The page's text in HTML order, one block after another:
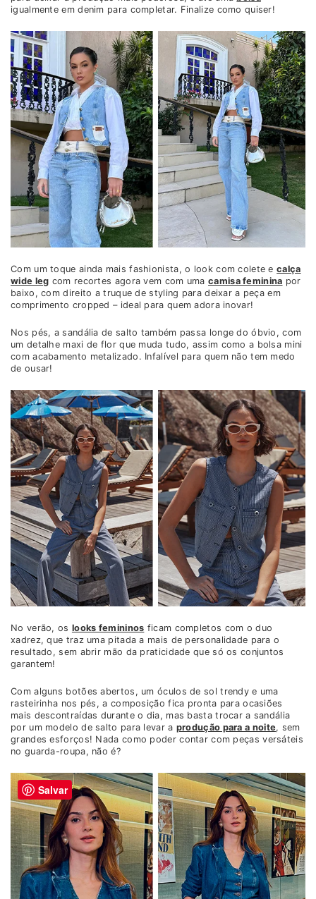
igualmente em denim para completar. Finalize como quiser!
Com um toque ainda mais fashionista, o look com colete ecalça
wide leg com recortes agora vem com umacamisa feminina por
baixo, com direito a truque de styling para deixar a peça em
comprimento cropped – ideal para quem adora inovar!
Nos pés, a sandália de salto também passa longe do óbvio, com
um detalhe maxi de flor que muda tudo, assim como a bolsa mini
com acabamento metalizado. Infalível para quem não tem medo
de ousar!
No verão, os looks femininos ficam completos com o duo
xadrez, que traz uma pitada a mais de personalidade para o
resultado, sem abrir mão da praticidade que só os conjuntos
garantem!
Com alguns botões abertos, um óculos de sol trendy e uma
rasteirinha nos pés, a composição fica pronta para ocasiões
mais descontraídas durante o dia, mas basta trocar a sandália
por um modelo de salto para levar a produção para a noite, sem
grandes esforços! Nada como poder contar com peças versáteis
no guarda-roupa, não é?
Salvar